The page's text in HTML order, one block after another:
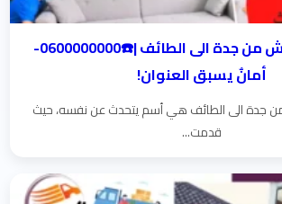
شركة نقل عفش من جدة الى الطائف |☎️0600000000-
أمانٌ يسبق العنوان!
الى الطائف هي أسم يتحدث عن نفسه، حيث
قدمت...